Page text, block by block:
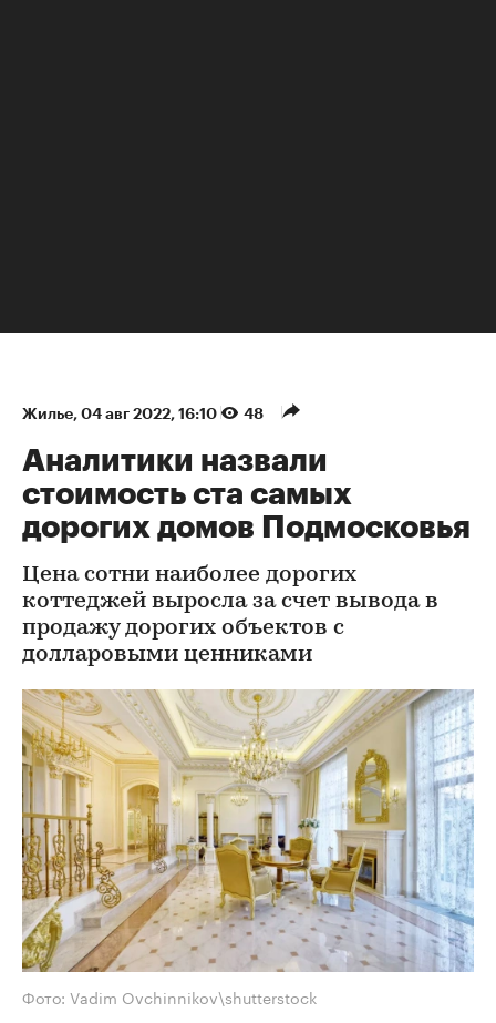
Жилье⁠, 04 авг 2022, 16:10 48
Аналитики назвали
стоимость ста самых
дорогих домов Подмосковья
Цена сотни наиболее дорогих
коттеджей выросла за счет вывода в
продажу дорогих объектов с
долларовыми ценниками
Фото: Vadim Ovchinnikov\shutterstock